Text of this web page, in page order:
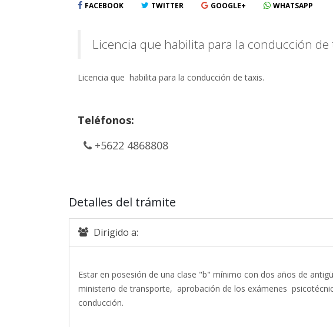
FACEBOOK TWITTER GOOGLE+ WHATSAPP
Licencia que habilita para la conducción de
Licencia que habilita para la conducción de taxis.
Teléfonos:
+5622 4868808
Detalles del trámite
Dirigido a:
Estar en posesión de una clase "b" mínimo con dos años de
ministerio de transporte, aprobación de los exámenes
conducción.